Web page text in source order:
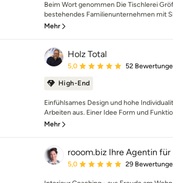
Beim Wort genommen Die Tischlerei
bestehendes Familienunternehmen mit
Mehr
Holz Total
Durchschnittliche Bewertung: 5
5,0 52
High-End
Einfühlsames Design und hohe
Arbeiten aus. Einer Idee Form und
Mehr
rooom.biz Ihre Agentin für
Durchschnittliche Bewertung: 5
5,0 29